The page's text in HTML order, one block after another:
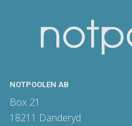
NOTPOOLEN AB
Box 21
18211 Danderyd